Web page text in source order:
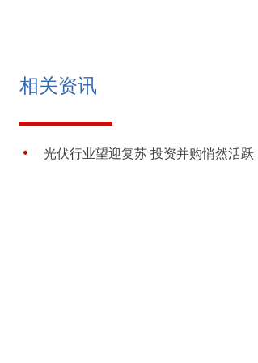
相关资讯
光伏行业望迎复苏 投资并购悄然活跃